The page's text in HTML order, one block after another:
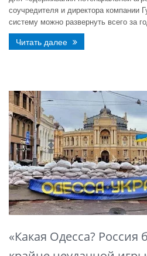
соучредителя и директора компании
систему можно развернуть всего за
Читать далее
«Какая Одесса? Россия